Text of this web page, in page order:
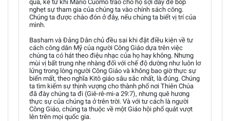
qua, kể từ khi Mario Cuomo trao cho họ sợi dây để bóp
nghẹt sự tham gia của chúng ta vào chính sách công.
Chúng ta được chào đón ở đây, nếu chúng ta biết vị trí của
mình.
Basham và Đảng Dân chủ đều sai khi đặt điều kiện về tư
cách công dân Mỹ của người Công Giáo dựa trên việc
chúng ta có hát theo điệu nhạc của họ hay không. Nhưng
mùi vị bất trung nhẹ nhàng đối với chế độ dường như luôn lơ
lửng trong lòng người Công Giáo và không bao giờ thực sự
biến mất, theo nghĩa Kitô giáo sâu sắc nhất, là đúng. Chúng
ta tìm kiếm sự thịnh vượng cho thành phố nơi Thiên Chúa
đã đày chúng ta đi (Giê-rê-mi-a 29:7), nhưng quê hương
thực sự của chúng ta ở trên trời. Và với tư cách là người
Công Giáo, chúng ta thuộc về một Giáo hội phổ quát vượt
lên trên mọi quốc gia.